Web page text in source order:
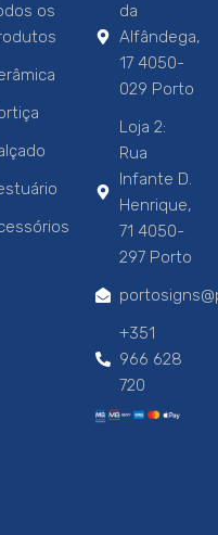
os
da
Alfândega,
17 4050-
029 Porto
Loja 2:
Rua
Infante D.
Henrique,
71 4050-
297 Porto
+351
966 628
720